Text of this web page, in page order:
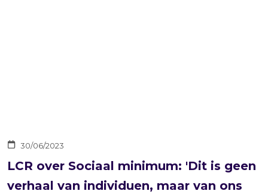
30/06/2023
LCR over Sociaal minimum: 'Dit is geen
verhaal van individuen, maar van ons